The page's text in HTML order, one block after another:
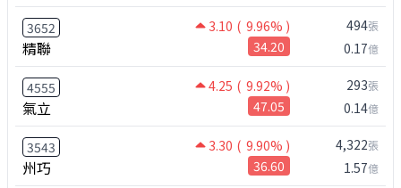
3652 3.10 ( 9.96% )
精聯 34.20
494張
0.17億
4555 4.25 ( 9.92% )
氣立 47.05
293張
0.14億
3543 3.30 ( 9.90% )
州巧 36.60
4,322張
1.57億